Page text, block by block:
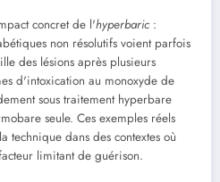
concret de l'hyperbaric :
non résolutifs voient parfois
des lésions après plusieurs
d'intoxication au monoxyde de
sous traitement hyperbare
seule. Ces exemples réels
technique dans des contextes où
limitant de guérison.